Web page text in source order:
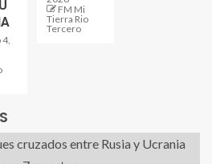
4,
FM Mi
Tierra Rio
Tercero